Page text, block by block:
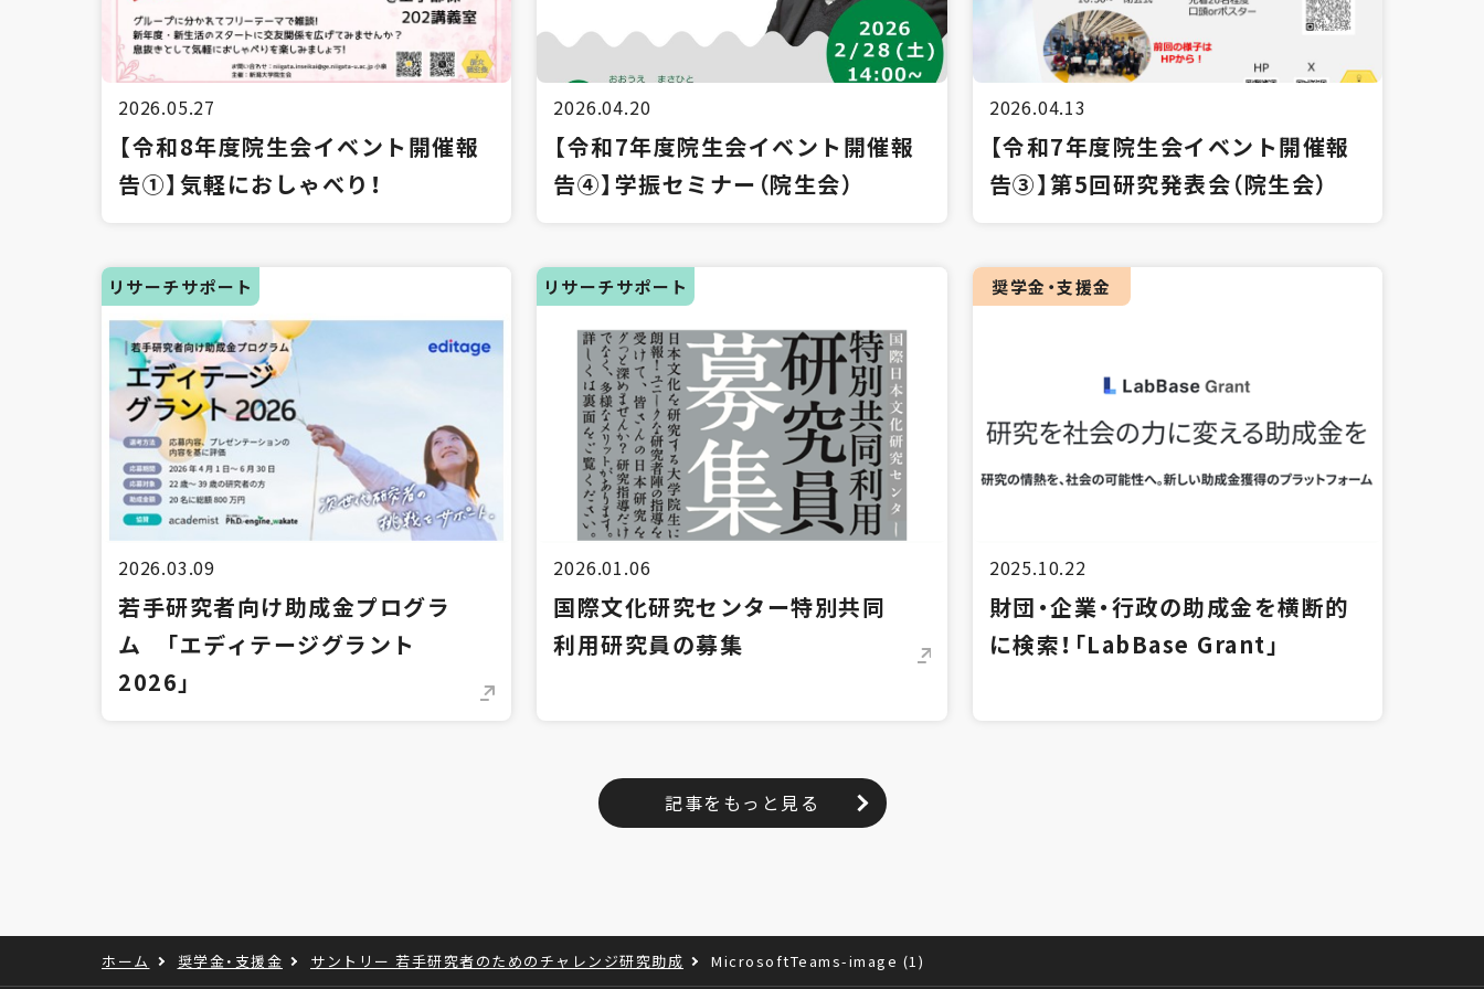
2026.05.27
【令和8年度院生会イベント開催報
告①】気軽におしゃべり！
2026.04.20
【令和7年度院生会イベント開催報
告④】学振セミナー（院生会）
2026.04.13
【令和7年度院生会イベント開催報
告③】第5回研究発表会（院生会）
リサーチサポート
2026.03.09
若手研究者向け助成金プログラ
ム 「エディテージグラント
2026」
リサーチサポート
2026.01.06
国際文化研究センター特別共同
利用研究員の募集
奨学金・支援金
2025.10.22
財団・企業・行政の助成金を横断的
に検索！「LabBase Grant」
記事をもっと見る
ホーム 奨学金・支援金 サントリー 若手研究者のためのチャレンジ研究助成 MicrosoftTeams-image (1)